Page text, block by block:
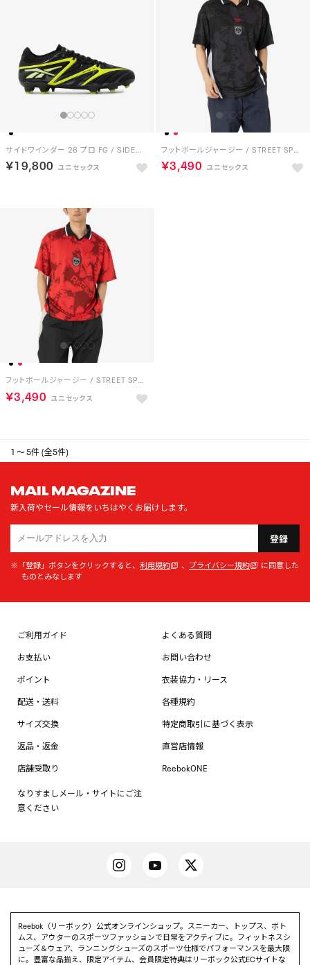
サイドワインダー 26 プロ FG / SIDEWINDER 26 PRO FG （ブラック）
￥19,800
フットボールジャージー / STREET SPORT FOOTBALL JERSEY （ブラック）
￥3,490
フットボールジャージー / STREET SPORT FOOTBALL JERSEY （レッド）
￥3,490
1 ～ 5件 (全5件)
MAIL MAGAZINE
新入荷やセール情報をいちはやくお届けします。
登録
※「登録」ボタンをクリックすると、 利用規約 、 プライバシー規約
に同意した
ものとみなします
ご利用ガイド
お支払い
ポイント
配送・送料
サイズ交換
返品・返金
店舗受取り
なりすましメール・サイトにご注
意ください
よくある質問
お問い合わせ
衣装協力・リース
各種規約
特定商取引に基づく表示
直営店情報
ReebokONE
Reebok（リーボック）公式オンラインショップ。スニーカー、トップス、ボト
ムス、アウターのスポーツファッションで日常をアクティブに。フィットネスシ
ューズ＆ウェア、ランニングシューズのスポーツ仕様でパフォーマンスを最大限
に。豊富な品揃え、限定アイテム、会員限定特典はリーボック公式ECサイトな